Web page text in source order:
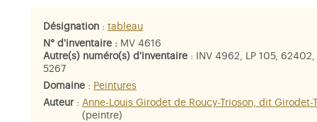
Désignation : tableau
N° d'inventaire : MV 4616
Autre(s) numéro(s) d'inventaire : INV 4962, LP 105, 62402,
5267
Domaine : Peintures
Auteur: Anne-Louis Girodet de Roucy-Trioson, dit Girodet-
(peintre)